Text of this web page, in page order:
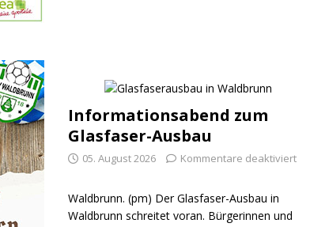
Informationsabend zum
Glasfaser-Ausbau
05. August 2026 Kommentare deaktiviert
Waldbrunn. (pm) Der Glasfaser-Ausbau in
Waldbrunn schreitet voran. Bürgerinnen und